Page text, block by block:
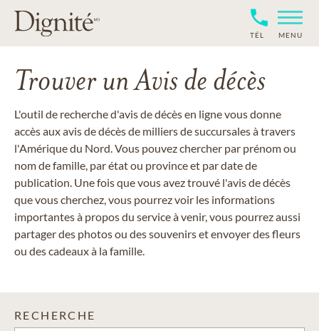
TÉL MENU
Trouver un Avis de décès
L'outil de recherche d'avis de décès en ligne vous donne
accès aux avis de décès de milliers de succursales à travers
l'Amérique du Nord. Vous pouvez chercher par prénom ou
nom de famille, par état ou province et par date de
publication. Une fois que vous avez trouvé l'avis de décès
que vous cherchez, vous pourrez voir les informations
importantes à propos du service à venir, vous pourrez aussi
partager des photos ou des souvenirs et envoyer des fleurs
ou des cadeaux à la famille.
RECHERCHE